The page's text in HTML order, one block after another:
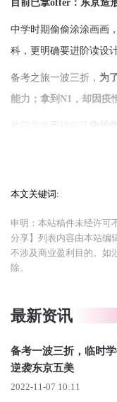
目前已拿offer：东京造
中学时期偷偷涂涂画画
科，更明确要进阶读设
备考之旅一波三折， 为
能力；拿到N1，却因疫
我思路清奇，但目标明确
和大多数艺术生一样，
画，后来报了兴趣班。
为画画在爸妈和老师眼
来也想做和画画相关的职
大学也很开心，不过我
料。对于进修之路来说，
本文关键词:
申明：本站稿件未经许可
分享】列表内容由本站编
不涉及商业盈利目的。如
除。
最新资讯
备考一波三折，临时
逆袭东京五美
2022-11-07 10:11